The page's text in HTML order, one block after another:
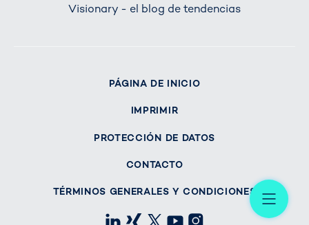
Visionary - el blog de tendencias
PÁGINA DE INICIO
IMPRIMIR
PROTECCIÓN DE DATOS
CONTACTO
TÉRMINOS GENERALES Y CONDICIONES
LinkedIn
Xing X Instagram